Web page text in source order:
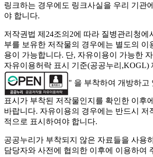
링크하는 경우에도 링크사실을 우리 기관
야 합니다.
저작권법 제24조의2에 따라 질병관리청에
부를 보유한 저작물의 경우에는 별도의 이
용이 가능합니다. 단, 자유이용이 가능한
자유이용허락 표시 기준(공공누리,KOGL)
" 을 부착하여 개방하고
표시가 부착된 저작물인지를 확인한 이후
바랍니다. 자유이용의 경우에는 반드시 저
적으로 표시하여야 합니다.
공공누리가 부착되지 않은 자료들을 사용
담당자와 사전에 협의한 이후에 이용하여